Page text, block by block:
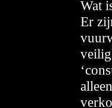
Wat
Er